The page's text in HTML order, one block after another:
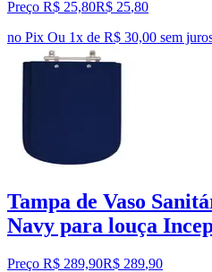
Preço R$ 25,80R$ 25,80
no Pix Ou 1x de R$ 30,00 sem
Tampa de Vaso
Navy para louça
Preço R$ 289,90R$ 289,90